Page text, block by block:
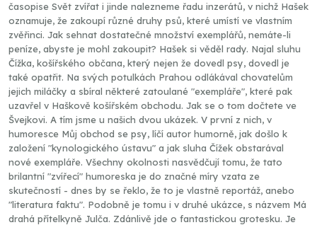
časopise Svět zvířat i jinde nalezneme řadu inzerátů, v nichž Hašek
oznamuje, že zakoupí různé druhy psů, které umístí ve vlastním
zvěřinci. Jak sehnat dostatečné množství exemplářů, nemáte-li
peníze, abyste je mohl zakoupit? Hašek si věděl rady. Najal sluhu
Čížka, košířského občana, který nejen že dovedl psy, dovedl je
také opatřit. Na svých potulkách Prahou odlákával chovatelům
jejich miláčky a sbíral některé zatoulané "exempláře", které pak
uzavřel v Haškově košířském obchodu. Jak se o tom dočtete ve
Švejkovi. A tím jsme u našich dvou ukázek. V první z nich, v
humoresce Můj obchod se psy, líčí autor humorně, jak došlo k
založení "kynologického ústavu" a jak sluha Čížek obstarával
nové exempláře. Všechny okolnosti nasvědčují tomu, že tato
brilantní "zvířecí" humoreska je do značné míry vzata ze
skutečností - dnes by se řeklo, že to je vlastně reportáž, anebo
"literatura faktu". Podobně je tomu i v druhé ukázce, s názvem Má
drahá přítelkyně Julča. Zdánlivě jde o fantastickou grotesku. Je